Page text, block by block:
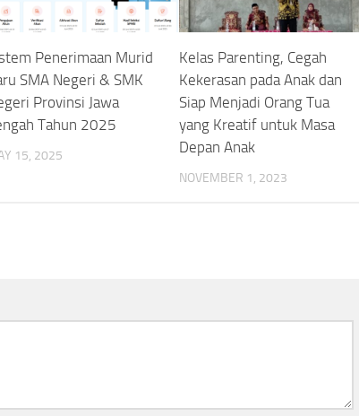
Penerimaan Murid
SMA Negeri & SMK
Provinsi Jawa
Tahun 2025
15, 2025
Kelas Parenting, Cegah
Kekerasan pada Anak dan
Siap Menjadi Orang Tua
yang Kreatif untuk Masa
Depan Anak
NOVEMBER 1, 2023